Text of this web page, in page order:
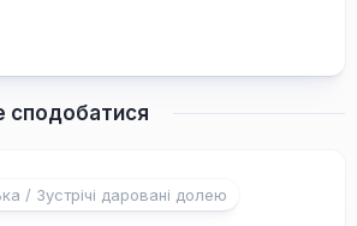
/ Зустрічі даровані долею